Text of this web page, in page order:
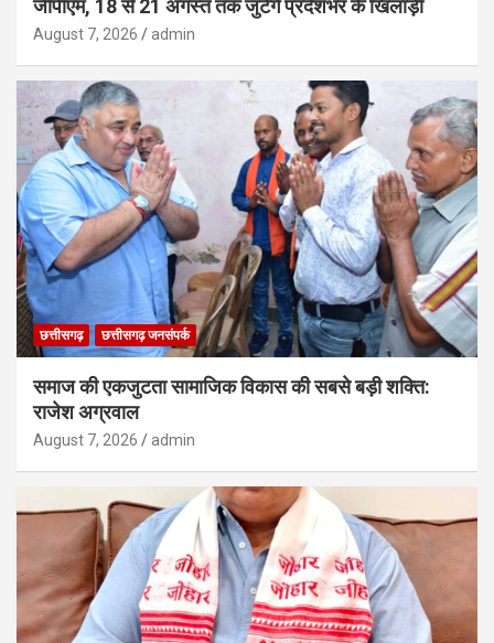
जीपीएम, 18 से 21 अगस्त तक जुटेंगे प्रदेशभर के खिलाड़ी
August 7, 2026 admin
छत्तीसगढ़ छत्तीसगढ़ जनसंपर्क
समाज की एकजुटता सामाजिक विकास की सबसे बड़ी शक्ति:
राजेश अग्रवाल
August 7, 2026 admin